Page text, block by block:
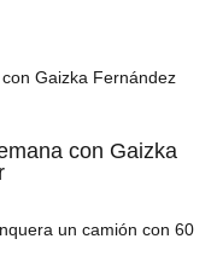
con Gaizka